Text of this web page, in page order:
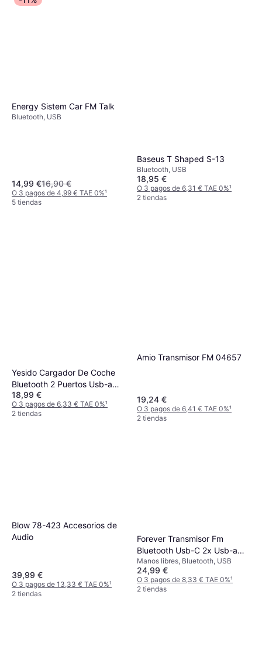
Energy Sistem Car FM Talk
Bluetooth, USB
14,99 €16,90 €
O 3 pagos de 4,99 € TAE 0%¹
5 tiendas
Baseus T Shaped S-13
Bluetooth, USB
18,95 €
O 3 pagos de 6,31 € TAE 0%¹
2 tiendas
Yesido Cargador De Coche
Bluetooth 2 Puertos Usb-a
Negro
18,99 €
O 3 pagos de 6,33 € TAE 0%¹
2 tiendas
Amio Transmisor FM 04657
19,24 €
O 3 pagos de 6,41 € TAE 0%¹
2 tiendas
Blow 78-423 Accesorios de
Audio
39,99 €
O 3 pagos de 13,33 € TAE 0%¹
2 tiendas
Forever Transmisor Fm
Bluetooth Usb-C 2x Usb-a
Negro
Manos libres, Bluetooth, USB
24,99 €
O 3 pagos de 8,33 € TAE 0%¹
2 tiendas